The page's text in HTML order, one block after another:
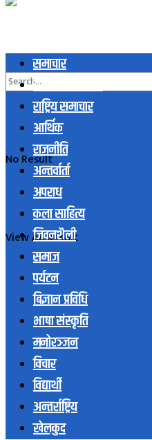
No Result
View All Result
समाचार
स्थानिय समाचार
राष्ट्रिय समाचार
आर्थिक
राजनीति
अन्तर्वार्ता
अपराध
कला साहित्य
जिवनशैली
समाज
पर्यटन
बिज्ञान प्रविधि
भाषा संस्कृति
मनोरञ्जन
विचार
विद्यार्थी
अन्तर्राष्ट्रिय
खेलकुद